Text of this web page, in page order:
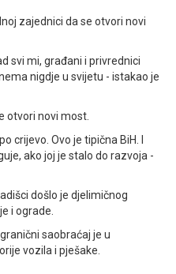
zajednici da se otvori novi
svi mi, građani i privrednici
nigdje u svijetu - istakao je
otvori novi most.
crijevo. Ovo je tipična BiH. I
ako joj je stalo do razvoja -
došlo je djelimičnog
i ograde.
saobraćaj je u
vozila i pješake.